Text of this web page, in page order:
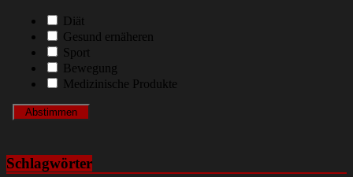
Diät
Gesund ernäheren
Sport
Bewegung
Medizinische Produkte
Schlagwörter